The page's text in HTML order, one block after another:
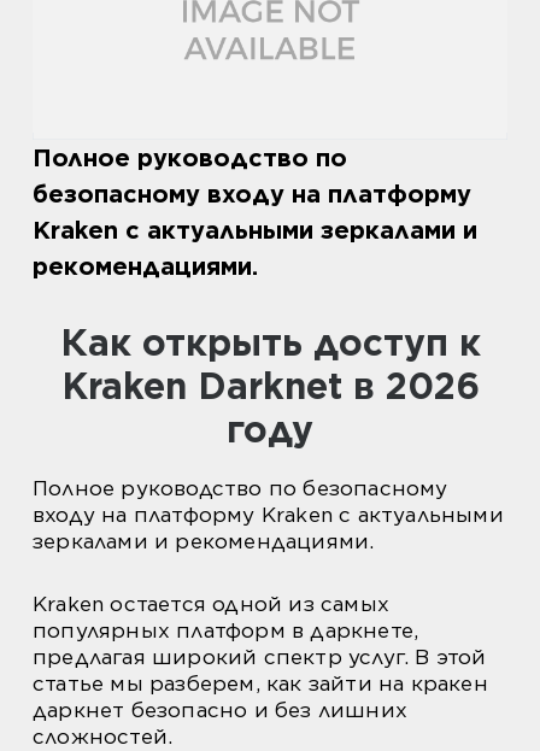
Полное руководство по
безопасному входу на платформу
Kraken с актуальными зеркалами и
рекомендациями.
Как открыть доступ к
Kraken Darknet в 2026
году
Полное руководство по безопасному
входу на платформу Kraken с актуальными
зеркалами и рекомендациями.
Kraken остается одной из самых
популярных платформ в даркнете,
предлагая широкий спектр услуг. В этой
статье мы разберем, как зайти на кракен
даркнет безопасно и без лишних
сложностей.